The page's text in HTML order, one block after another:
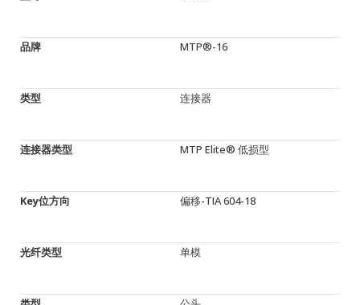
品牌 MTP®-16
类型 连接器
连接器类型 MTP Elite® 低损型
Key位方向 偏移-TIA 604-18
光纤类型 单模